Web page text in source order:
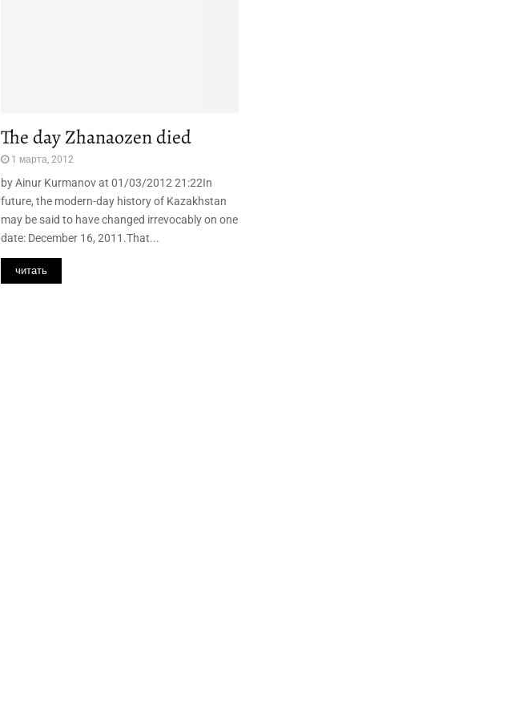
The day Zhanaozen died
1 марта, 2012
by Ainur Kurmanov at 01/03/2012 21:22In
future, the modern-day history of Kazakhstan
may be said to have changed irrevocably on one
date: December 16, 2011.That...
читать